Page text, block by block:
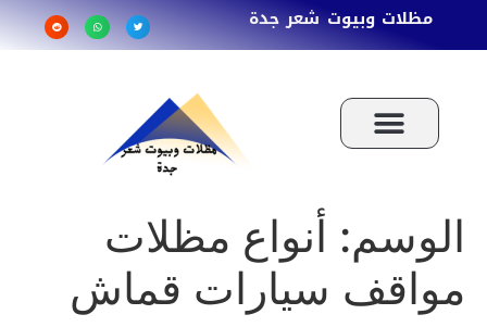
مظلات وبيوت شعر جدة
الوسم: أنواع مظلات
مواقف سيارات قماش